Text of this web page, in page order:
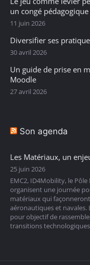
un congé pédagogique
11 juin 2026
Diversifier ses
30 avril 2026
Un guide de prise en
Moodle
27 avril 2026
Son agenda
Les Matériaux, un
25 juin 2026
EMC2, ID4Mobility, le
organisent une journée
matériaux qui
aéronautiques et navales.
pour objectif de
transitions